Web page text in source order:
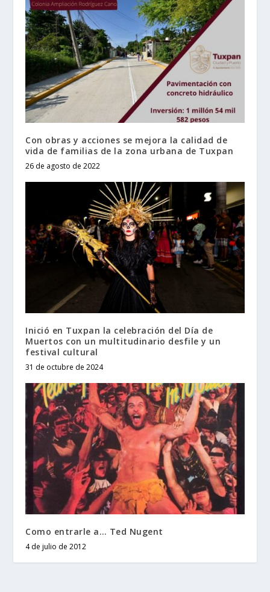
Con obras y acciones se mejora la calidad de
vida de familias de la zona urbana de Tuxpan
26 de agosto de 2022
Inició en Tuxpan la celebración del Día de
Muertos con un multitudinario desfile y un
festival cultural
31 de octubre de 2024
Como entrarle a… Ted Nugent
4 de julio de 2012